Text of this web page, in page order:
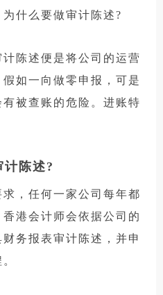
什么要做审计陈述?
陈述便是将公司的运营
如一向做零申报，可是
被查账的危险。进账特
陈述?
，任何一家公司每年都
港会计师会依据公司的
务报表审计陈述，并申